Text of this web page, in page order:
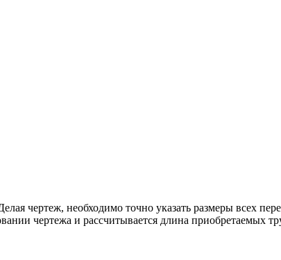
чертеж, необходимо точно указать размеры всех
чертежа и рассчитывается длина приобретаемых